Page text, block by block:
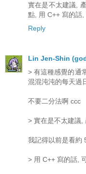
實在是不太建議,
點, 用 C++ 寫的話
Reply
Lin Jen-Shin
> 有這種感覺的通
混混沌沌的每天過
不要二分法啊 ccc
> 實在是不太建議,
我記得以前是看約
> 用 C++ 寫的話,